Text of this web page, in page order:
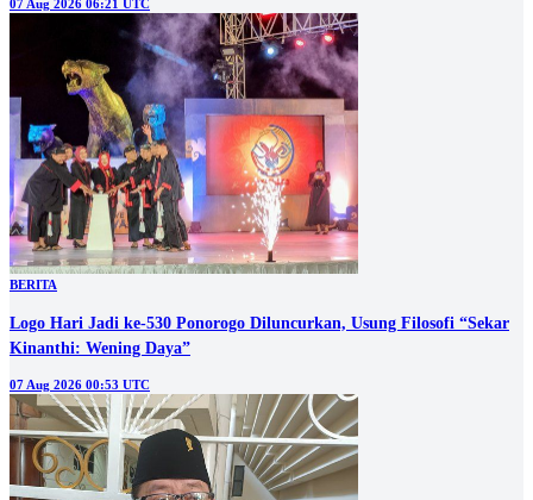
07 Aug 2026 06:21 UTC
BERITA
Logo Hari Jadi ke-530 Ponorogo Diluncurkan, Usung Filosofi “Sekar
Kinanthi: Wening Daya”
07 Aug 2026 00:53 UTC